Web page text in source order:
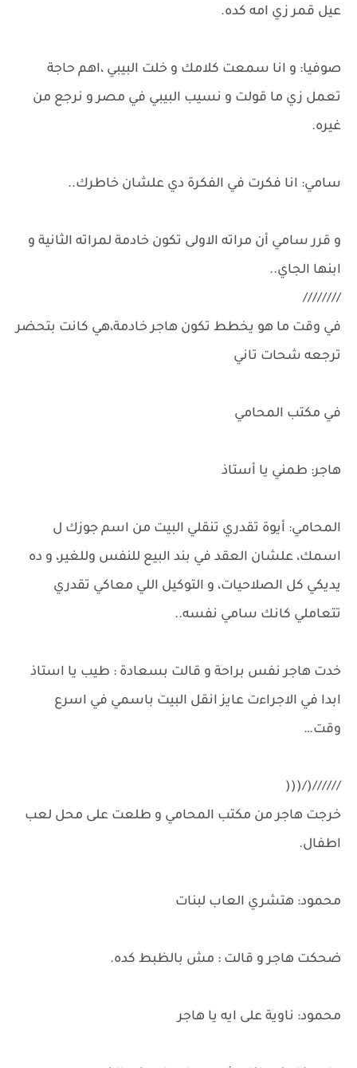
عيل قمر زي امه كده.
صوفيا: و انا سمعت كلامك و خلت البيبي ،اهم حاجة
تعمل زي ما قولت و نسيب البيبي في مصر و نرجع من
غيره.
سامي: انا فكرت في الفكرة دي علشان خاطرك..
و قرر سامي أن مراته الاولى تكون خادمة لمراته الثانية و
ابنها الجاي..
////////
في وقت ما هو يخطط تكون هاجر خادمة،هي كانت بتحضر
ترجعه شحات تاني
في مكتب المحامي
هاجر: طمني يا أستاذ
المحامي: أيوة تقدري تنقلي البيت من اسم جوزك ل
اسمك، علشان العقد في بند البيع للنفس وللغير، و ده
يديكي كل الصلاحيات، و التوكيل اللي معاكي تقدري
تتعاملي كانك سامي نفسه..
خدت هاجر نفس براحة و قالت بسعادة : طيب يا استاذ
ابدا في الاجراءت عايز انقل البيت باسمي في اسرع
وقت…
//////(/(((
خرجت هاجر من مكتب المحامي و طلعت على محل لعب
اطفال.
محمود: هتشري العاب لبنات
ضحكت هاجر و قالت : مش بالظبط كده.
محمود: ناوية على ايه يا هاجر